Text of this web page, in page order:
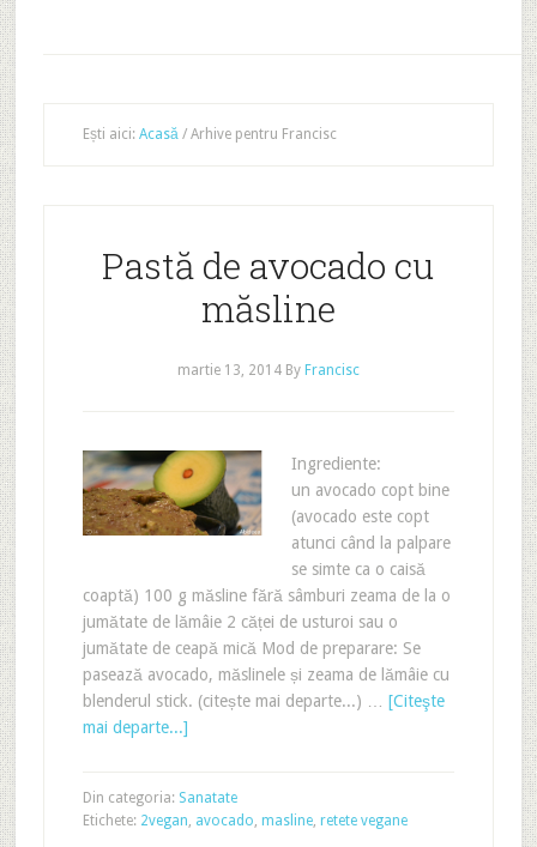
Ești aici: Acasă /Arhive pentru Francisc
Pastă de avocado cu
măsline
martie 13, 2014By Francisc
Ingrediente:
un avocado copt bine
(avocado este copt
atunci când la palpare
se simte ca o caisă
coaptă) 100 g măsline fără sâmburi zeama de la o
jumătate de lămâie 2 căței de usturoi sau o
jumătate de ceapă mică Mod de preparare: Se
pasează avocado, măslinele și zeama de lămâie cu
blenderul stick. (citește mai departe...) … [Citeşte
mai departe...]
Din categoria: Sanatate
Etichete: 2vegan, avocado, masline, retete vegane